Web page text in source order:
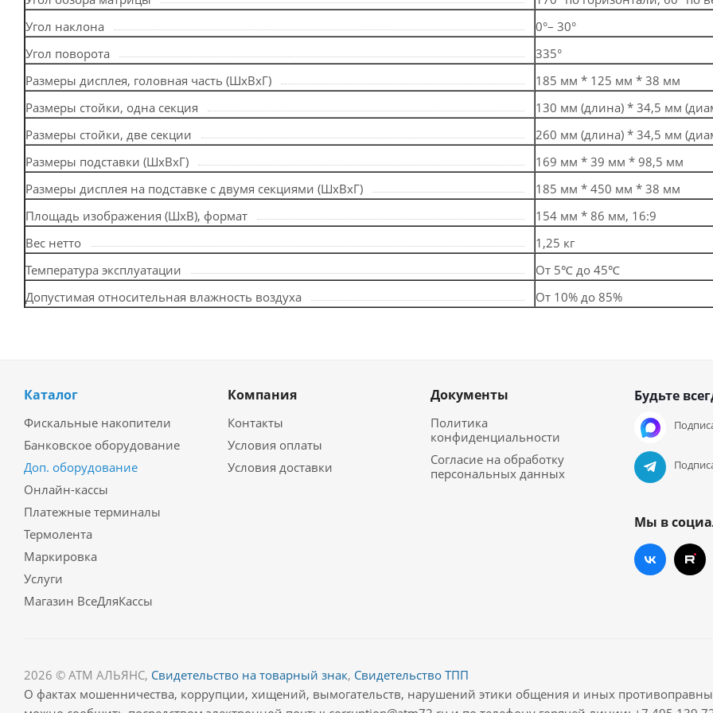
Угол наклона
0°– 30°
Угол поворота
335°
Размеры дисплея, головная часть (ШхВхГ)
185 мм * 125 мм * 38 мм
Размеры стойки, одна секция
130 мм (длина) * 34,5 мм
Размеры стойки, две секции
260 мм (длина) * 34,5 мм
Размеры подставки (ШхВхГ)
169 мм * 39 мм * 98,5 мм
Размеры дисплея на подставке с двумя секциями (ШхВхГ)
185 мм * 450 мм * 38 мм
Площадь изображения (ШхВ), формат
154 мм * 86 мм, 16:9
Вес нетто
1,25 кг
Температура эксплуатации
От 5℃ до 45℃
Допустимая относительная влажность воздуха
От 10% до 85%
Каталог
Фискальные накопители
Банковское оборудование
Доп. оборудование
Онлайн-кассы
Платежные терминалы
Термолента
Маркировка
Услуги
Магазин ВсеДляКассы
Компания
Контакты
Условия оплаты
Условия доставки
Документы
Политика
конфиденциальности
Согласие на обработку
персональных данных
Будьте
Мы в
2026 © АТМ АЛЬЯНС, Свидетельство на товарный знак, Свидетельство ТПП
О фактах мошенничества, коррупции, хищений, вымогательств, нарушений этики общения и иных